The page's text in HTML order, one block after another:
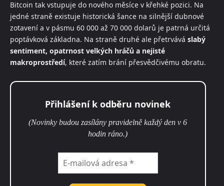
Bitcoin tak vstupuje do nového měsíce v křehké pozici. Na
jedné straně existuje historická šance na silnější dubnové
zotavení a v pásmu 60 000 až 70 000 dolarů je patrná určitá
poptávková základna. Na straně druhé ale přetrvává slabý
sentiment, opatrnost velkých hráčů a nejisté
makroprostředí, které zatím brání přesvědčivému obratu.
Přihlášení k odběru novinek
(Novinky budou zasílány pravidelně každý den v 6
hodin ráno.)